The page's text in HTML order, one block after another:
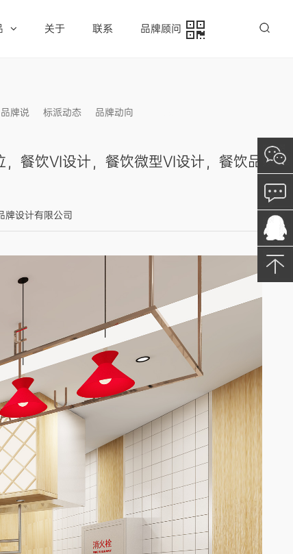
关于 联系 品牌顾问
品牌说 标派动态 品牌动向
餐饮VI设计，餐饮微型VI设计，餐饮品
设计有限公司